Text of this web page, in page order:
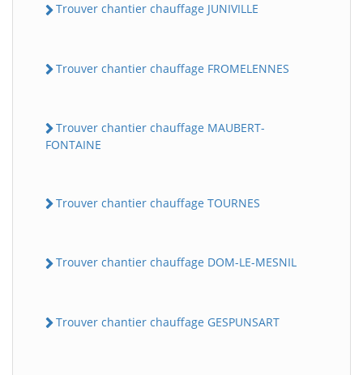
Trouver chantier chauffage JUNIVILLE
Trouver chantier chauffage FROMELENNES
Trouver chantier chauffage MAUBERT-
FONTAINE
Trouver chantier chauffage TOURNES
Trouver chantier chauffage DOM-LE-MESNIL
Trouver chantier chauffage GESPUNSART